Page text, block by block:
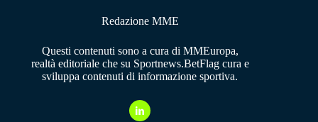
Redazione MME
Questi contenuti sono a cura di MMEuropa,
realtà editoriale che su Sportnews.BetFlag cura e
sviluppa contenuti di informazione sportiva.